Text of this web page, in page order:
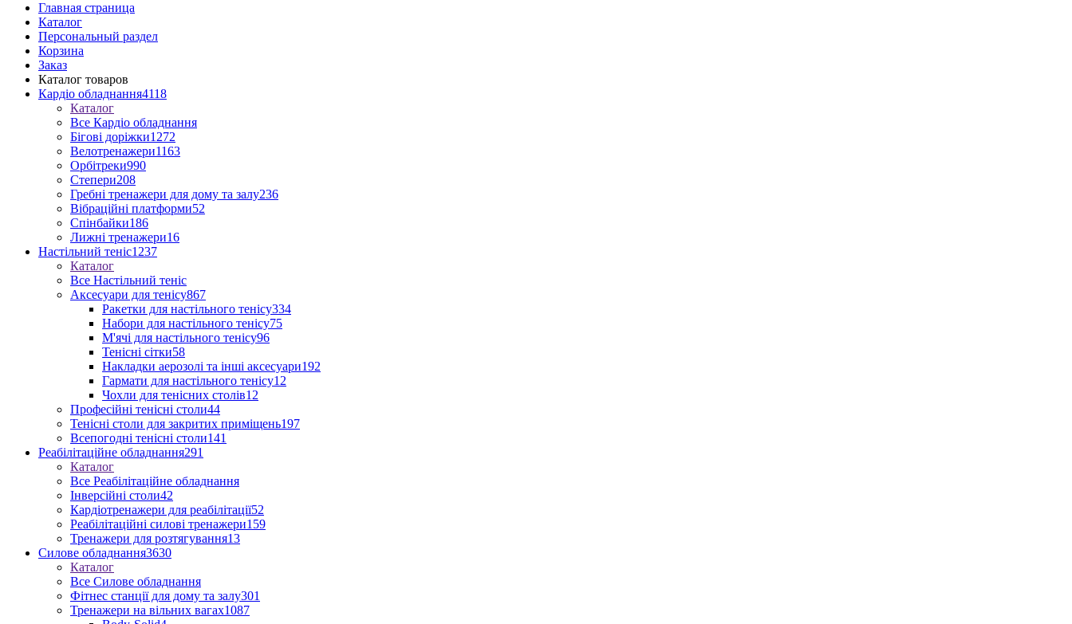
Главная страница
Каталог
Персональный раздел
Корзина
Заказ
Каталог товаров
Кардіо обладнання4118
Каталог
Все Кардіо обладнання
Бігові доріжки1272
Велотренажери1163
Орбітреки990
Степери208
Гребні тренажери для дому та залу236
Вібраційні платформи52
Спінбайки186
Лижні тренажери16
Настільний теніс1237
Каталог
Все Настільний теніс
Аксесуари для тенісу867
Ракетки для настільного тенісу334
Набори для настільного тенісу75
М'ячі для настільного тенісу96
Тенісні сітки58
Накладки аерозолі та інші аксесуари192
Гармати для настільного тенісу12
Чохли для тенісних столів12
Професійні тенісні столи44
Тенісні столи для закритих приміщень197
Всепогодні тенісні столи141
Реабілітаційне обладнання291
Каталог
Все Реабілітаційне обладнання
Інверсійні столи42
Кардіотренажери для реабілітації52
Реабілітаційні силові тренажери159
Тренажери для розтягування13
Силове обладнання3630
Каталог
Все Силове обладнання
Фітнес станції для дому та залу301
Тренажери на вільних вагах1087